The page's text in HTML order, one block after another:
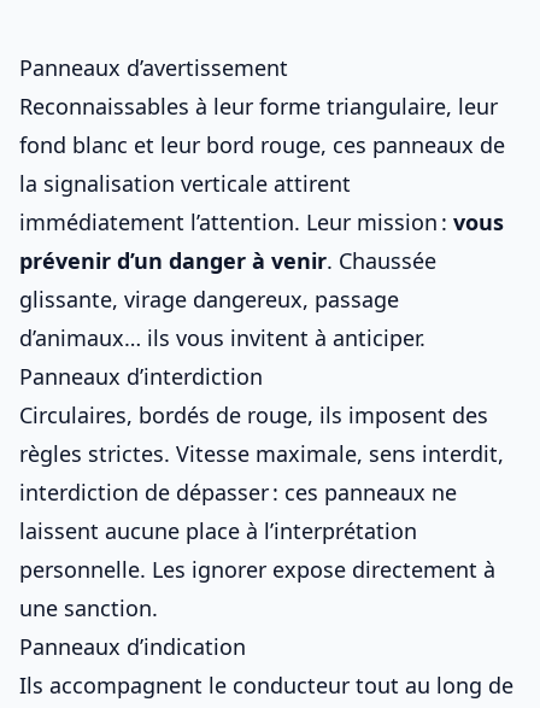
Panneaux d’avertissement
Reconnaissables à leur forme triangulaire, leur
fond blanc et leur bord rouge, ces panneaux de
la signalisation verticale attirent
immédiatement l’attention. Leur mission : vous
prévenir d’un danger à venir. Chaussée
glissante, virage dangereux, passage
d’animaux… ils vous invitent à anticiper.
Panneaux d’interdiction
Circulaires, bordés de rouge, ils imposent des
règles strictes. Vitesse maximale, sens interdit,
interdiction de dépasser : ces panneaux ne
laissent aucune place à l’interprétation
personnelle. Les ignorer expose directement à
une sanction.
Panneaux d’indication
Ils accompagnent le conducteur tout au long de